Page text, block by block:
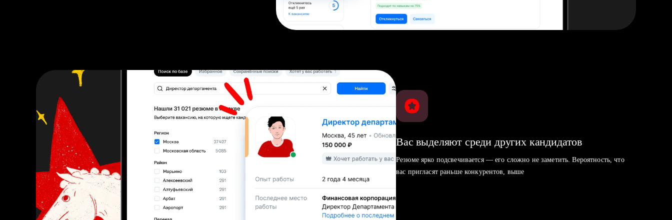
Вас выделяют среди других кандидатов
Резюме ярко подсвечивается — его сложно не заметить. Вероятность, что
вас пригласят раньше конкурентов, выше